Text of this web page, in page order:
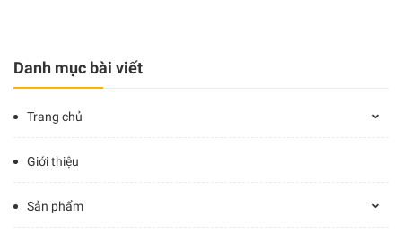
Danh mục bài viết
Trang chủ
Giới thiệu
Sản phẩm